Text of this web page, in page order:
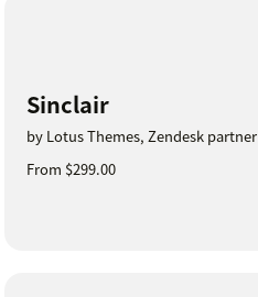
Sinclair
by Lotus Themes, Zendesk partner
From $299.00